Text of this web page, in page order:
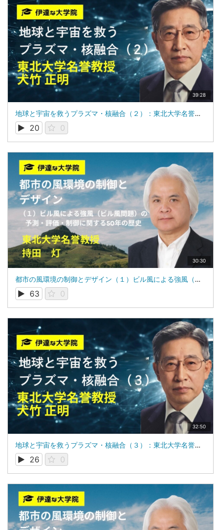
39:28
地球と宇宙を救うプラズマ・核融合（２）：東北大学名誉教授：犬竹 正明
20 0
30:30
都市の風環境の制御とデザイン（１）ビル風による強風（ビル風問題）の予測・評価・制御に関する50年の歴史： 東北大学名誉教授 持田 灯
63 0
32:50
地球と宇宙を救うプラズマ・核融合（３）：東北大学名誉教授：犬竹 正明
26 0